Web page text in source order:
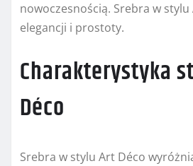
nowoczesnością. Srebra w stylu
elegancji i prostoty.
Charakterystyka
Déco
Srebra w stylu Art Déco